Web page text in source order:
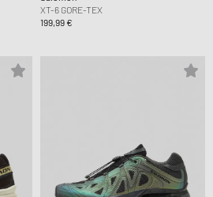
XT-6 GORE-TEX
199,99 €